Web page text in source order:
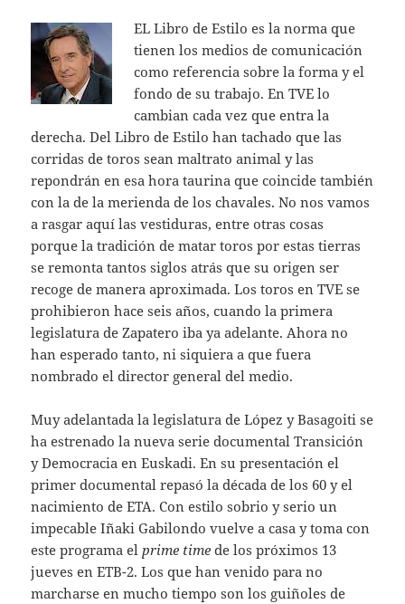
EL Libro de Estilo es la norma que
tienen los medios de comunicación
como referencia sobre la forma y el
fondo de su trabajo. En TVE lo
cambian cada vez que entra la
derecha. Del Libro de Estilo han tachado que las
corridas de toros sean maltrato animal y las
repondrán en esa hora taurina que coincide también
con la de la merienda de los chavales. No nos vamos
a rasgar aquí las vestiduras, entre otras cosas
porque la tradición de matar toros por estas tierras
se remonta tantos siglos atrás que su origen ser
recoge de manera aproximada. Los toros en TVE se
prohibieron hace seis años, cuando la primera
legislatura de Zapatero iba ya adelante. Ahora no
han esperado tanto, ni siquiera a que fuera
nombrado el director general del medio.
Muy adelantada la legislatura de López y Basagoiti se
ha estrenado la nueva serie documental Transición
y Democracia en Euskadi. En su presentación el
primer documental repasó la década de los 60 y el
nacimiento de ETA. Con estilo sobrio y serio un
impecable Iñaki Gabilondo vuelve a casa y toma con
este programa elprime time de los próximos 13
jueves en ETB-2. Los que han venido para no
marcharse en mucho tiempo son los guiñoles de